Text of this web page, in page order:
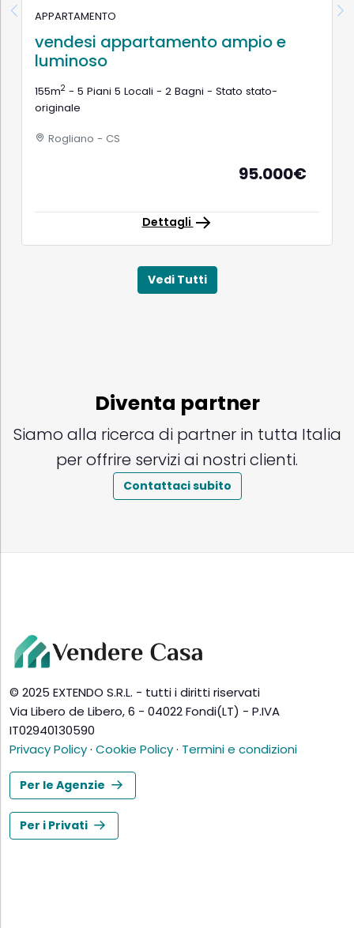
APPARTAMENTO
vendesi appartamento ampio e
luminoso
155m2 - 5 Piani 5 Locali - 2 Bagni - Stato stato-
originale
Rogliano - CS
95.000€
Dettagli
Vedi Tutti
Diventa partner
Siamo alla ricerca di partner in tutta Italia
per offrire servizi ai nostri clienti.
Contattaci subito
© 2025 EXTENDO S.R.L. - tutti i diritti riservati
Via Libero de Libero, 6 - 04022 Fondi(LT) - P.IVA
IT02940130590
Privacy Policy· Cookie Policy· Termini e condizioni
Per le Agenzie
Per i Privati